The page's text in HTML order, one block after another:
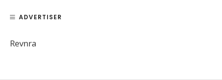
ADVERTISER
Revnra